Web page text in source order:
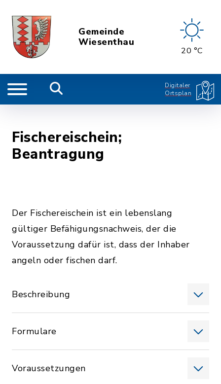
Gemeinde
Wiesenthau
20 °C
Digitaler
Ortsplan
Fischereischein;
Beantragung
Der Fischereischein ist ein lebenslang
gültiger Befähigungsnachweis, der die
Voraussetzung dafür ist, dass der Inhaber
angeln oder fischen darf.
Beschreibung
Formulare
Voraussetzungen